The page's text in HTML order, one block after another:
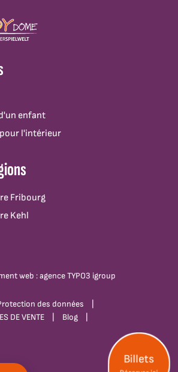
enfant
l'intérieur
Fribourg
Kehl
web : agence TYPO3 igroup
des données
DE VENTE
Blog
Billets